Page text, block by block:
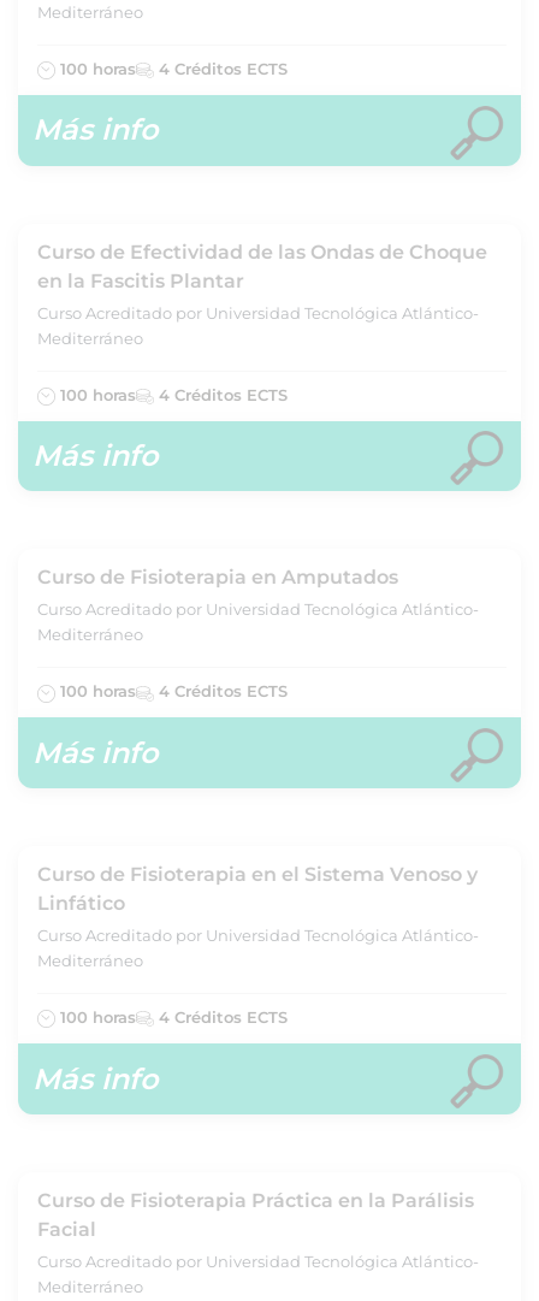
Mediterráneo
100 horas 4 Créditos ECTS
Más info
Curso de Efectividad de las Ondas de Choque
en la Fascitis Plantar
Curso Acreditado por Universidad Tecnológica Atlántico-
Mediterráneo
100 horas 4 Créditos ECTS
Más info
Curso de Fisioterapia en Amputados
Curso Acreditado por Universidad Tecnológica Atlántico-
Mediterráneo
100 horas 4 Créditos ECTS
Más info
Curso de Fisioterapia en el Sistema Venoso y
Linfático
Curso Acreditado por Universidad Tecnológica Atlántico-
Mediterráneo
100 horas 4 Créditos ECTS
Más info
Curso de Fisioterapia Práctica en la Parálisis
Facial
Curso Acreditado por Universidad Tecnológica Atlántico-
Mediterráneo